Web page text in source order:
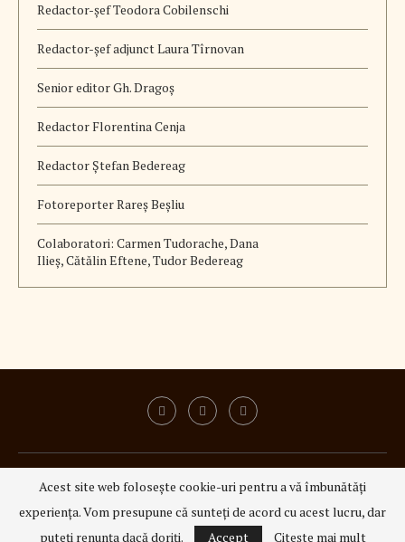
Redactor-șefTeodora Cobilenschi
Redactor-șef adjunct Laura Tîrnovan
Senior editor Gh. Dragoș
Redactor Florentina Cenja
Redactor Ștefan Bedereag
Fotoreporter Rareș Beșliu
Colaboratori: Carmen Tudorache, Dana
Ilieș, Cătălin Eftene, Tudor Bedereag
@2023 - All Right Reserved.3Q Media
INAPOI SUS
Acest site web folosește cookie-uri pentru a vă îmbunătăți
experiența. Vom presupune că sunteți de acord cu acest lucru, dar
puteți renunța dacă doriți.
Accept Citeşte mai mult